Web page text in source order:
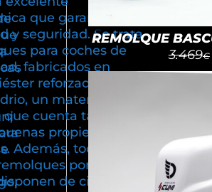
que garantiza
y seguridad. Se trata
para coches de
fabricados en
reforzado con
un material
cuenta también
propiedades
Además, todos
portacoches
de cinco años
REMOLQUE
3.469€